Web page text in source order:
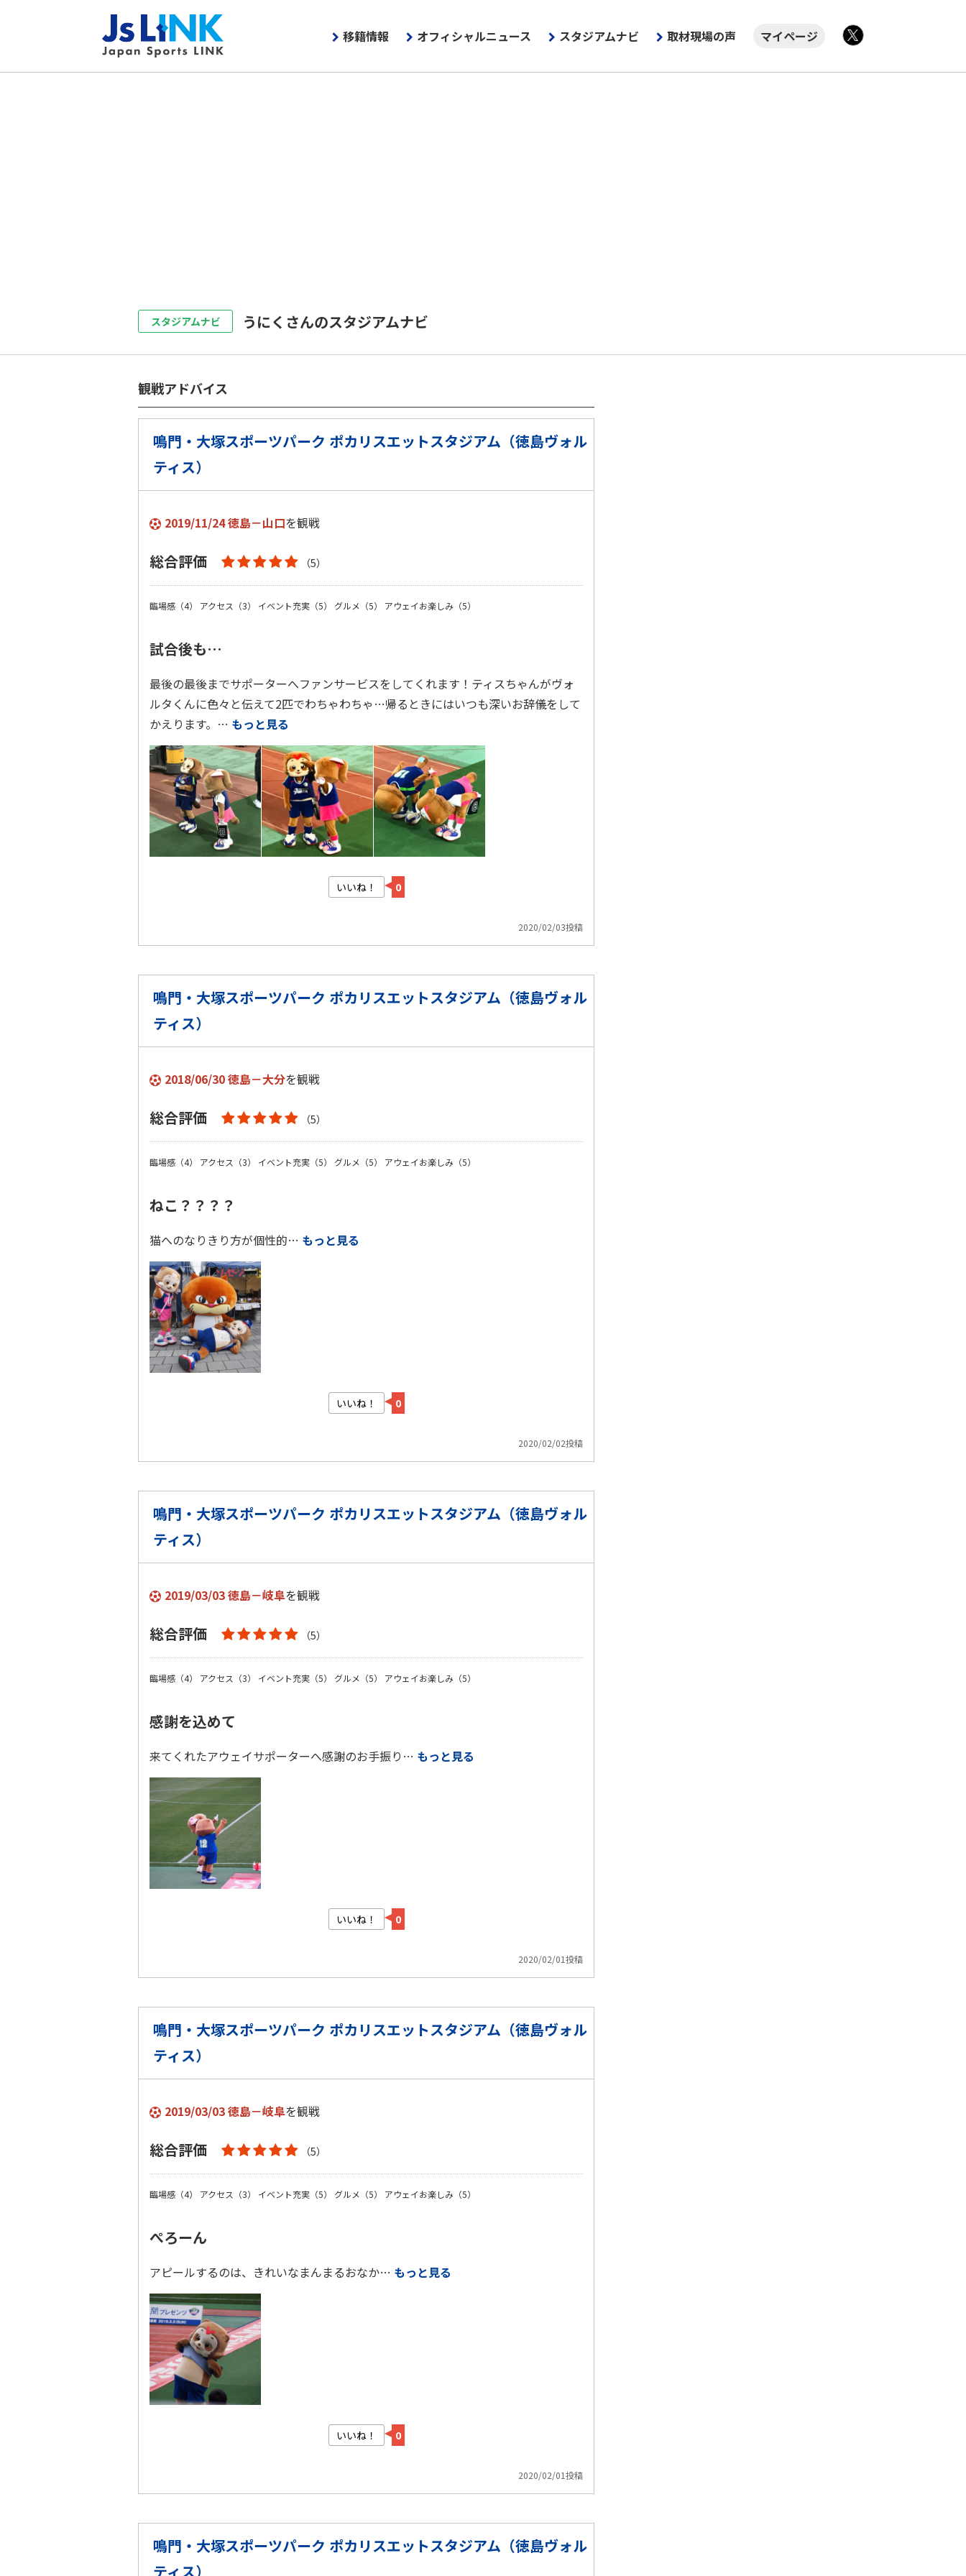
移籍情報 オフィシャルニュース スタジアムナビ 取材現場の声
マイページ
スタジアムナビ うにくさんのスタジアムナビ
観戦アドバイス
鳴門・大塚スポーツパーク ポカリスエットスタジアム（徳島ヴォル
ティス）
2019/11/24 徳島－山口を観戦
総合評価 （5）
臨場感（4） アクセス（3） イベント充実（5） グルメ（5） アウェイお楽しみ（5）
試合後も…
最後の最後までサポーターへファンサービスをしてくれます！ティスちゃんがヴォ
ルタくんに色々と伝えて2匹でわちゃわちゃ…帰るときにはいつも深いお辞儀をして
かえります。… もっと見る
いいね！ 0
2020/02/03投稿
鳴門・大塚スポーツパーク ポカリスエットスタジアム（徳島ヴォル
ティス）
2018/06/30 徳島－大分を観戦
総合評価 （5）
臨場感（4） アクセス（3） イベント充実（5） グルメ（5） アウェイお楽しみ（5）
ねこ？？？？
猫へのなりきり方が個性的… もっと見る
いいね！ 0
2020/02/02投稿
鳴門・大塚スポーツパーク ポカリスエットスタジアム（徳島ヴォル
ティス）
2019/03/03 徳島－岐阜を観戦
総合評価 （5）
臨場感（4） アクセス（3） イベント充実（5） グルメ（5） アウェイお楽しみ（5）
感謝を込めて
来てくれたアウェイサポーターへ感謝のお手振り… もっと見る
いいね！ 0
2020/02/01投稿
鳴門・大塚スポーツパーク ポカリスエットスタジアム（徳島ヴォル
ティス）
2019/03/03 徳島－岐阜を観戦
総合評価 （5）
臨場感（4） アクセス（3） イベント充実（5） グルメ（5） アウェイお楽しみ（5）
ぺろーん
アピールするのは、きれいなまんまるおなか… もっと見る
いいね！ 0
2020/02/01投稿
鳴門・大塚スポーツパーク ポカリスエットスタジアム（徳島ヴォル
ティス）